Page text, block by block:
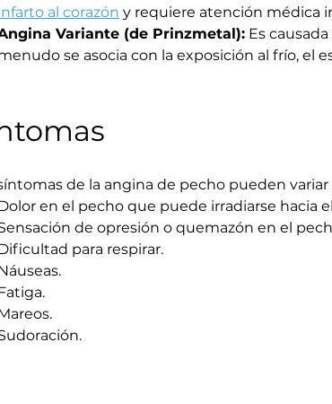
al corazón y requiere atención médica
Variante (de Prinzmetal): Es
se asocia con la exposición al frío, el
de la angina de pecho pueden
en el pecho que puede irradiarse hacia
de opresión o quemazón en el
para respirar.